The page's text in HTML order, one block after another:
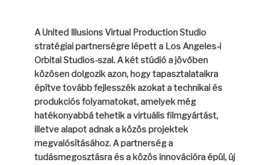
A United Illusions Virtual Production Studio
stratégiai partnerségre lépett a Los Angeles-i
Orbital Studios-szal. A két stúdió a jövőben
közösen dolgozik azon, hogy tapasztalataikra
építve tovább fejlesszék azokat a technikai és
produkciós folyamatokat, amelyek még
hatékonyabbá tehetik a virtuális filmgyártást,
illetve alapot adnak a közös projektek
megvalósításához. A partnerség a
tudásmegosztásra és a közös innovációra épül, új